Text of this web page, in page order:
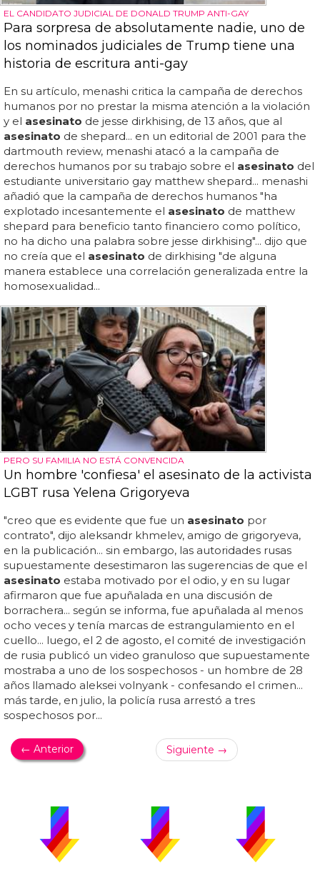
EL CANDIDATO JUDICIAL DE DONALD TRUMP ANTI-GAY
Para sorpresa de absolutamente nadie, uno de
los nominados judiciales de Trump tiene una
historia de escritura anti-gay
En su artículo, menashi critica la campaña de derechos
humanos por no prestar la misma atención a la violación
y el asesinato de jesse dirkhising, de 13 años, que al
asesinato de shepard... en un editorial de 2001 para the
dartmouth review, menashi atacó a la campaña de
derechos humanos por su trabajo sobre el asesinato del
estudiante universitario gay matthew shepard... menashi
añadió que la campaña de derechos humanos "ha
explotado incesantemente el asesinato de matthew
shepard para beneficio tanto financiero como político,
no ha dicho una palabra sobre jesse dirkhising"... dijo que
no creía que el asesinato de dirkhising "de alguna
manera establece una correlación generalizada entre la
homosexualidad...
PERO SU FAMILIA NO ESTÁ CONVENCIDA
Un hombre 'confiesa' el asesinato de la activista
LGBT rusa Yelena Grigoryeva
"creo que es evidente que fue un asesinato por
contrato", dijo aleksandr khmelev, amigo de grigoryeva,
en la publicación... sin embargo, las autoridades rusas
supuestamente desestimaron las sugerencias de que el
asesinato estaba motivado por el odio, y en su lugar
afirmaron que fue apuñalada en una discusión de
borrachera... según se informa, fue apuñalada al menos
ocho veces y tenía marcas de estrangulamiento en el
cuello... luego, el 2 de agosto, el comité de investigación
de rusia publicó un video granuloso que supuestamente
mostraba a uno de los sospechosos - un hombre de 28
años llamado aleksei volnyank - confesando el crimen...
más tarde, en julio, la policía rusa arrestó a tres
sospechosos por...
← Anterior Siguiente →